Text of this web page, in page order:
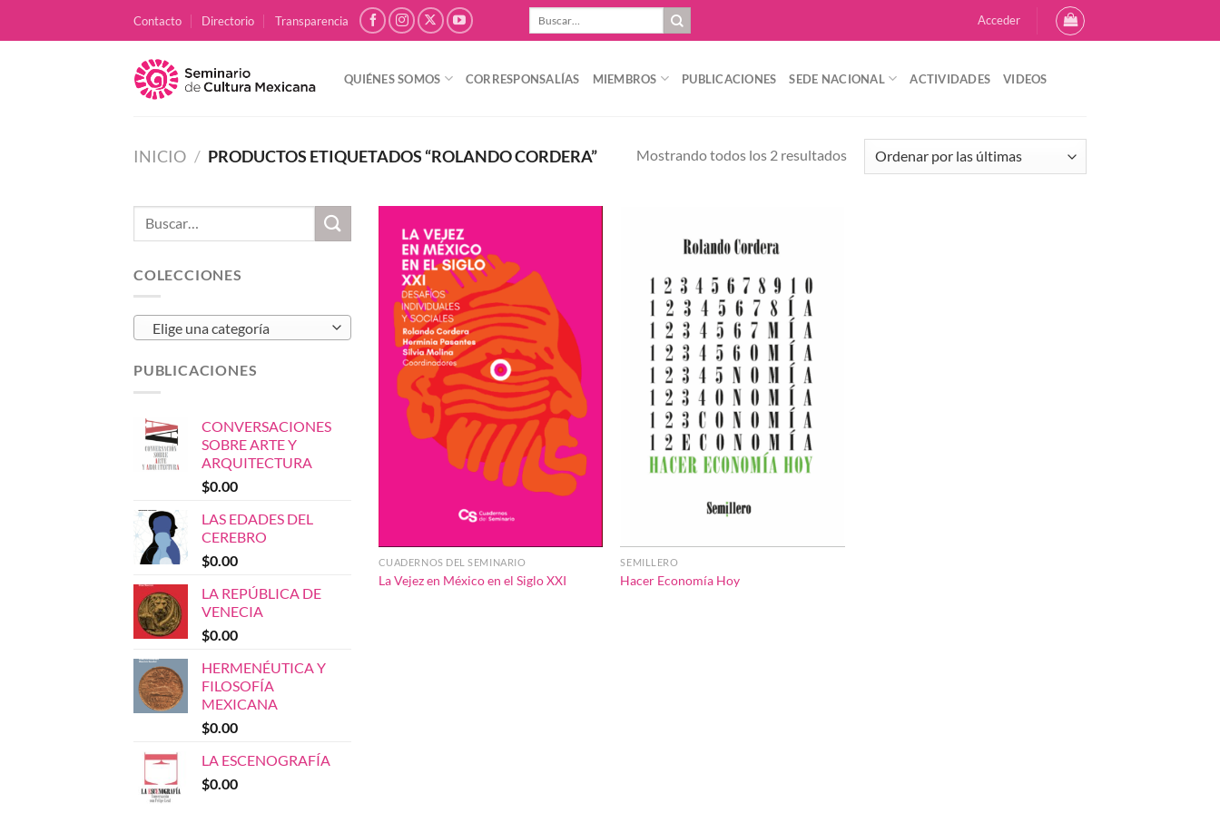
Contacto Directorio Transparencia Acceder
QUIÉNES SOMOS CORRESPONSALÍAS MIEMBROS PUBLICACIONES SEDE NACIONAL ACTIVIDADES VIDEOS
INICIO / PRODUCTOS ETIQUETADOS “ROLANDO CORDERA” Mostrando todos los 2 resultadosSorted
Buscar
COLECCIONES
Elige una categoría
PUBLICACIONES
CONVERSACIONES
SOBRE ARTE Y
ARQUITECTURA
$0.00
LAS EDADES DEL
CEREBRO
$0.00
LA REPÚBLICA DE
VENECIA
$0.00
HERMENÉUTICA Y
FILOSOFÍA
MEXICANA
$0.00
LA ESCENOGRAFÍA
$0.00
CUADERNOS DEL SEMINARIO
La Vejez en México en el Siglo XXI
SEMILLERO
Hacer Economía Hoy